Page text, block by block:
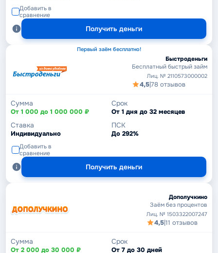
Добавить в
сравнение
Получить деньги
Первый заём бесплатно!
Быстроденьги
Бесплатный быстрый займ
Лиц. № 2110573000002
4,5|78 отзывов
Сумма
От 1 000 до 1 000 000 ₽
Срок
От 1 дня до 32 месяцев
Ставка
Индивидуально
ПСК
До 292%
Добавить в
сравнение
Получить деньги
Дополучкино
Заём без процентов
Лиц. № 1503322007247
4,5|11 отзывов
Сумма
От 2 000 до 30 000 ₽
Срок
От 7 до 30 дней